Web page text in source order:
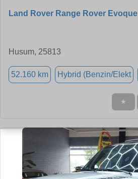
Land Rover Range Rover Evoque
Husum, 25813
52.160 km Hybrid (Benzin/Elekt
★